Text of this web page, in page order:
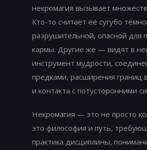
некромагия вызывает
Кто-то считает её сугубо
разрушительной, опасной для
кармы. Другие же — видят в
инструмент мудрости,
предками, расширения границ
и контакта с потусторонними
Некромагия — это не просто
это философия и путь,
практика дисциплины,